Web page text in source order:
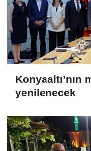
Konyaaltı’nın
yenilenecek